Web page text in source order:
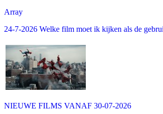
Array
24-7-2026 Welke film moet ik kijken als de
NIEUWE FILMS VANAF 30-07-2026